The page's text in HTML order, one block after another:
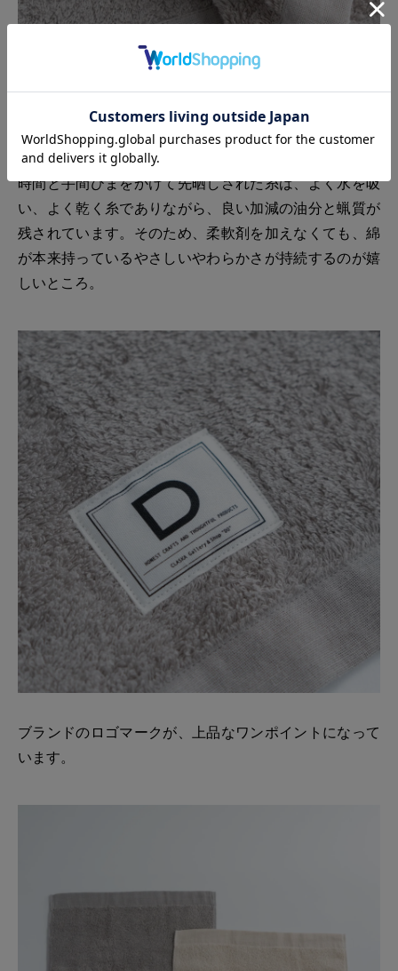
時間と手間ひまをかけて先晒しされた糸は、よく水を吸
い、よく乾く糸でありながら、良い加減の油分と蝋質が
残されています。そのため、柔軟剤を加えなくても、綿
が本来持っているやさしいやわらかさが持続するのが嬉
しいところ。
ブランドのロゴマークが、上品なワンポイントになって
います。